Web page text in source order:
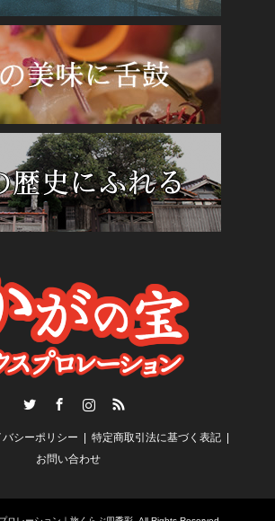
RSS
バシーポリシー
特定商取引法に基づく表記
お問い合わせ